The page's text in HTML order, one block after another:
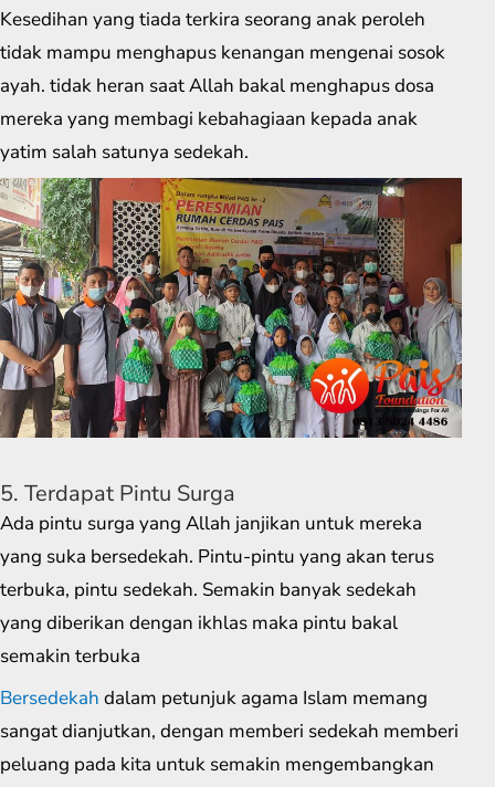
Kesedihan yang tiada terkira seorang anak peroleh
tidak mampu menghapus kenangan mengenai sosok
ayah. tidak heran saat Allah bakal menghapus dosa
mereka yang membagi kebahagiaan kepada anak
yatim salah satunya sedekah.
5. Terdapat Pintu Surga
Ada pintu surga yang Allah janjikan untuk mereka
yang suka bersedekah. Pintu-pintu yang akan terus
terbuka, pintu sedekah. Semakin banyak sedekah
yang diberikan dengan ikhlas maka pintu bakal
semakin terbuka
Bersedekah dalam petunjuk agama Islam memang
sangat dianjutkan, dengan memberi sedekah memberi
peluang pada kita untuk semakin mengembangkan